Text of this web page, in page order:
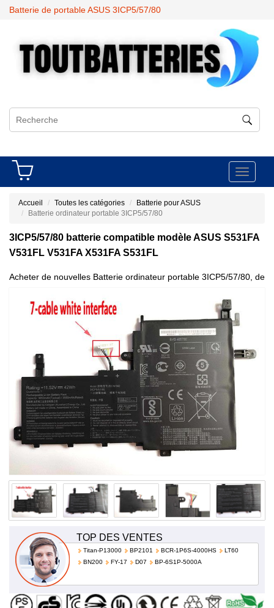
Batterie de portable ASUS 3ICP5/57/80
Toggle
Accueil Toutes les catégories
Batterie pour ASUS
Batterie ordinateur portable 3ICP5/57/80
3ICP5/57/80 batterie compatible modèle ASUS S531FA
V531FL V531FA X531FA S531FL
Acheter de nouvelles Batterie ordinateur portable 3ICP5/57/80, de
TOP DES VENTES
Titan-P13000 BP2101 BCR-1P6S-4000HS
LT60
BN200
FY-17 D07 BP-6S1P-5000A